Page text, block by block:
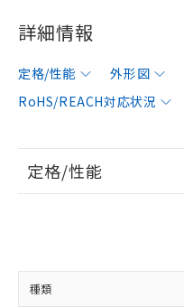
詳細情報
定格/性能 外形図
RoHS/REACH対応状況
定格/性能
種類